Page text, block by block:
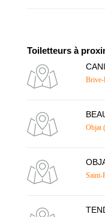
Toiletteurs à
Brive-
Objat
Saint-